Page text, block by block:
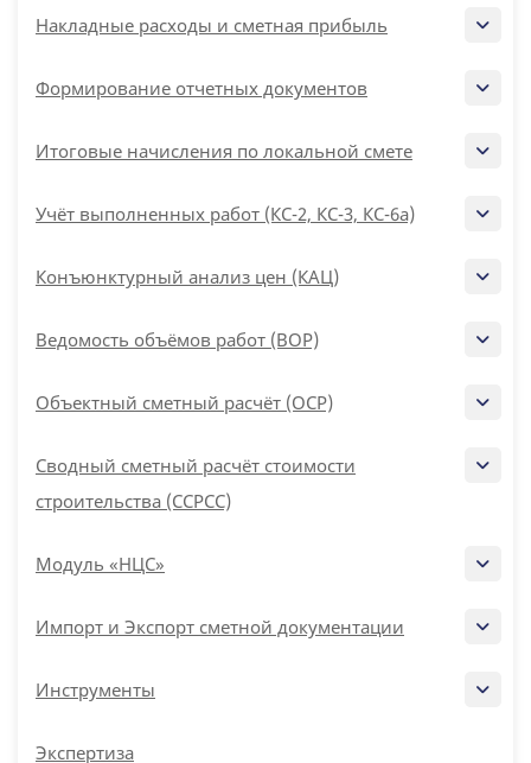
Накладные расходы и сметная прибыль
Формирование отчетных документов
Итоговые начисления по локальной смете
Учёт выполненных работ (КС-2, КС-3, КС-6а)
Конъюнктурный анализ цен (КАЦ)
Ведомость объёмов работ (ВОР)
Объектный сметный расчёт (ОСР)
Сводный сметный расчёт стоимости
строительства (ССРСС)
Модуль «НЦС»
Импорт и Экспорт сметной документации
Инструменты
Экспертиза